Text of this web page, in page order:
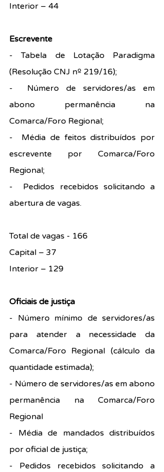
Interior – 44
Escrevente
- Tabela de Lotação Paradigma
(Resolução CNJ nº 219/16);
-  Número de servidores/as em
abono permanência na
Comarca/Foro Regional;
-  Média de feitos distribuídos por
escrevente por Comarca/Foro
Regional;
-  Pedidos recebidos solicitando a
abertura de vagas.
Total de vagas - 166
Capital – 37
Interior – 129
Oficiais de justiça
- Número mínimo de servidores/as
para atender a necessidade da
Comarca/Foro Regional (cálculo da
quantidade estimada);
- Número de servidores/as em abono
permanência na Comarca/Foro
Regional
- Média de mandados distribuídos
por oficial de justiça;
- Pedidos recebidos solicitando a